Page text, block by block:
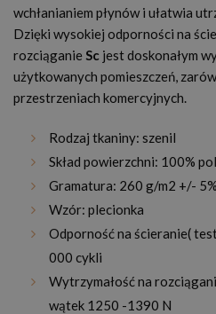
wchłanianiem płynów i ułatwia
Dzięki wysokiej odporności na
rozciąganie Sc jest doskonałym
użytkowanych pomieszczeń,
przestrzeniach komercyjnych.
Rodzaj tkaniny: szenil
Skład powierzchni: 100%
Gramatura: 260 g/m2 +/- 5%
Wzór: plecionka
Odporność na ścieranie(
000 cykli
Wytrzymałość na
wątek 1250 -1390 N